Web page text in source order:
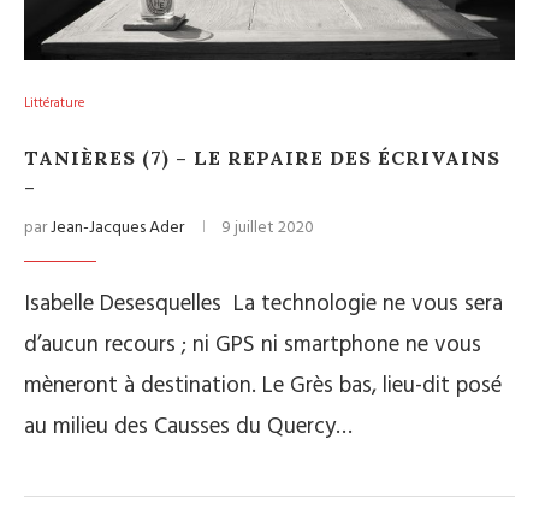
Littérature
TANIÈRES (7) – LE REPAIRE DES ÉCRIVAINS
–
parJean-Jacques Ader 9 juillet 2020
Isabelle Desesquelles La technologie ne vous sera
d’aucun recours ; ni GPS ni smartphone ne vous
mèneront à destination. Le Grès bas, lieu-dit posé
au milieu des Causses du Quercy…